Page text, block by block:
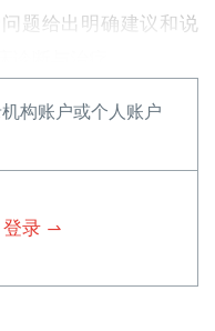
题给出明确建议和说
构账户或个人账户
登录